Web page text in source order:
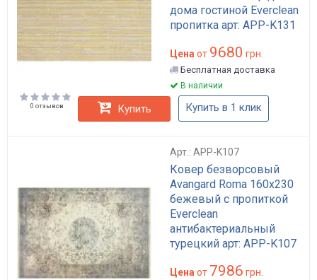
дома гостиной Everclean
пропитка арт: APP-K131
Цена от 9680 грн.
Бесплатная доставка
В наличии
0 отзывов Купить Купить в 1 клик
Арт.: APP-K107
Ковер безворсовый
Avangard Roma 160х230
бежевый с пропиткой
Everclean
антибактериальный
турецкий арт: APP-K107
Цена от 7986 грн.